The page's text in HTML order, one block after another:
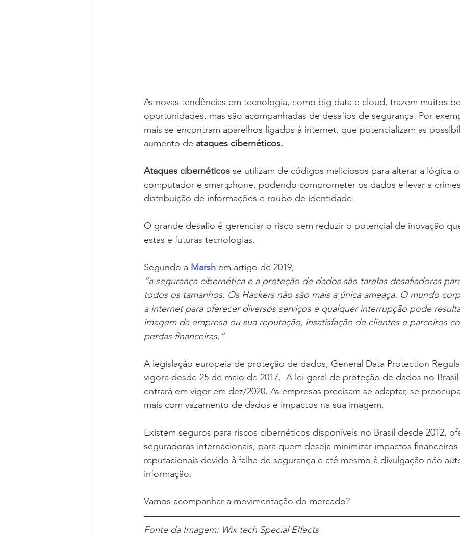
As novas tendências em tecnologia, como big data e cloud, trazem muitos
oportunidades, mas são acompanhadas de desafios de segurança. Por
mais se encontram aparelhos ligados à internet, que potencializam as
aumento de ataques cibernéticos.
Ataques cibernéticos se utilizam de códigos maliciosos para alterar a lógica
computador e smartphone, podendo comprometer os dados e levar a
distribuição de informações e roubo de identidade.
O grande desafio é gerenciar o risco sem reduzir o potencial de inovação
estas e futuras tecnologias.
Segundo a Marsh em artigo de 2019,
“a segurança cibernética e a proteção de dados são tarefas desafiadoras
todos os tamanhos. Os Hackers não são mais a única ameaça. O mundo
a internet para oferecer diversos serviços e qualquer interrupção pode
imagem da empresa ou sua reputação, insatisfação de clientes e parceiros
perdas financeiras.”
A legislação europeia de proteção de dados, General Data Protection
vigora desde 25 de maio de 2017.  A lei geral de proteção de dados no Brasil
entrará em vigor em dez/2020. As empresas precisam se adaptar, se
mais com vazamento de dados e impactos na sua imagem.
Existem seguros para riscos cibernéticos disponíveis no Brasil desde 2012,
seguradoras internacionais, para quem deseja minimizar impactos financeiros
reputacionais devido à falha de segurança e até mesmo à divulgação não
informação.
Vamos acompanhar a movimentação do mercado?
Fonte da Imagem: Wix tech Special Effects